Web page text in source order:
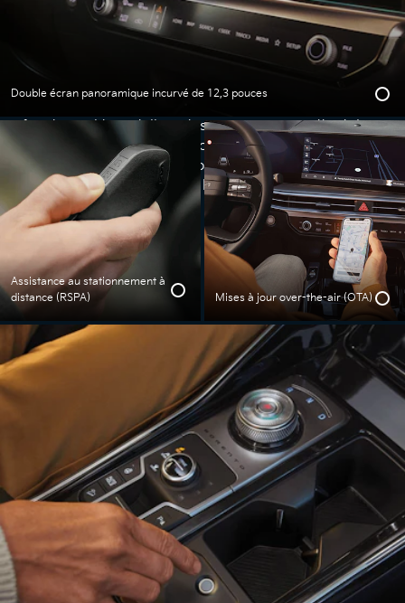
moderne pour
l’habitacle
fonctionnalités intelligentes qui vous permettent de
vous déplacer avec une facilité inédite. Dans un
habitacle à la fois pensé pour la famille et centré sur
le conducteur, la fluidité et le plaisir se ressentent
dans chaque détail.
Double écran panoramique incurvé de 12,3 pouces
Assistance au stationnement à
distance (RSPA)
Mises à jour over-the-air (OTA)